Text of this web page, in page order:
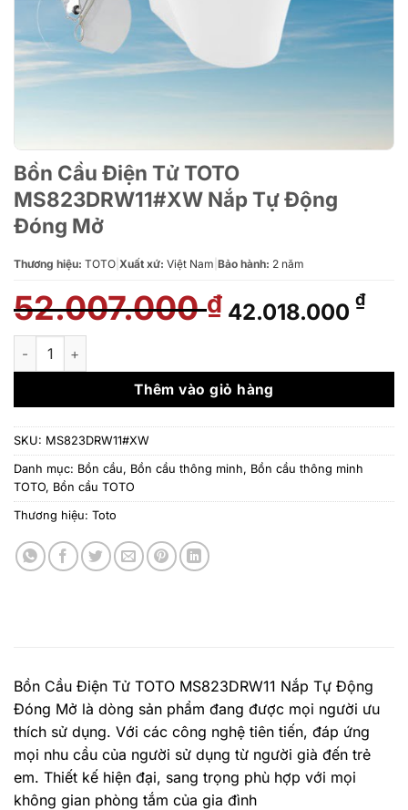
Bồn Cầu Điện Tử TOTO
MS823DRW11#XW Nắp Tự Động
Đóng Mở
Thương hiệu: TOTO Xuất xứ: Việt Nam Bảo hành: 2 năm
52.007.000₫ Giá
gốc
52.007.000 ₫.
42.018.000 ₫Giá
là:
Bồn Cầu Điện Tử TOTO MS823DRW11#XW Nắp Tự Động
Thêm vào giỏ hàng
SKU: MS823DRW11#XW
Danh mục: Bồn cầu, Bồn cầu thông minh, Bồn cầu thông minh
TOTO, Bồn cầu TOTO
Thương hiệu: Toto
Bồn Cầu Điện Tử TOTO MS823DRW11 Nắp Tự Động
Đóng Mở là dòng sản phẩm đang được mọi người ưu
thích sử dụng. Với các công nghệ tiên tiến, đáp ứng
mọi nhu cầu của người sử dụng từ người già đến trẻ
em. Thiết kế hiện đại, sang trọng phù hợp với mọi
không gian phòng tắm của gia đình